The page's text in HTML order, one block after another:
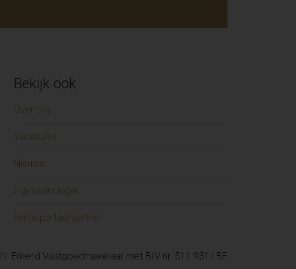
Bekijk ook
Over ons
Vacatures
Nieuws
Eigenaars login
Immoportaal partner
. Erkend Vastgoedmakelaar met BIV nr. 511 931 | BE